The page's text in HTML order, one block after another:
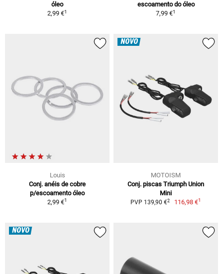
óleo
2,99 €1
escoamento do óleo
7,99 €1
Louis
Conj. anéis de cobre
p/escoamento óleo
2,99 €1
NOVO
MOTOISM
Conj. piscas Triumph Union
Mini
PVP 139,90 €2 116,98 €1
NOVO